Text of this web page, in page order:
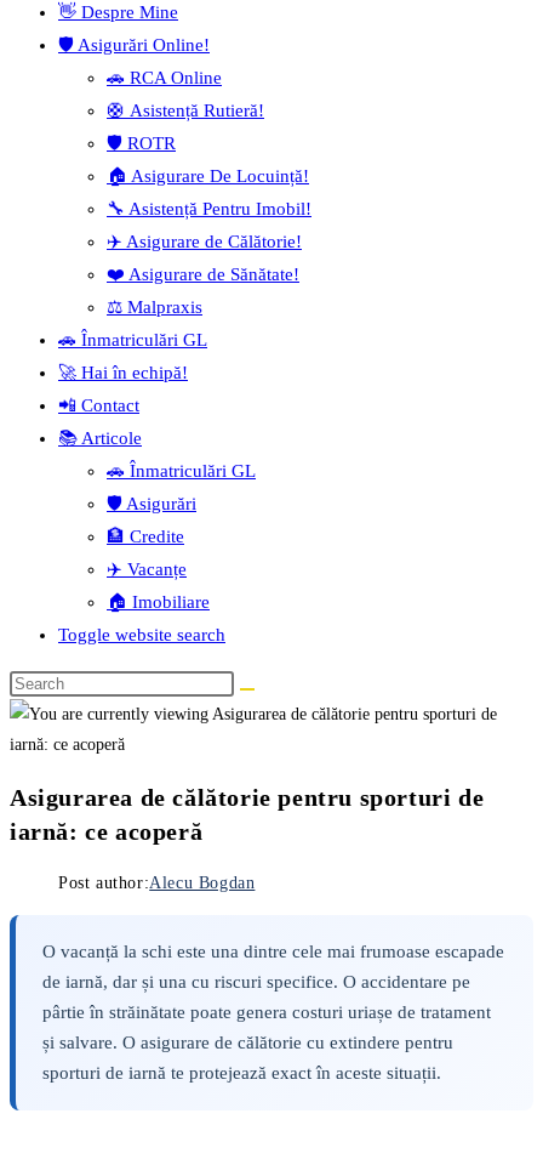
👋 Despre Mine
🛡️ Asigurări Online!
🚗 RCA Online
🛟 Asistență Rutieră!
🛡️ ROTR
🏠 Asigurare De Locuință!
🔧 Asistență Pentru Imobil!
✈️ Asigurare de Călătorie!
❤️ Asigurare de Sănătate!
⚖️ Malpraxis
🚗 Înmatriculări GL
🚀 Hai în echipă!
📲 Contact
📚 Articole
🚗 Înmatriculări GL
🛡️ Asigurări
🏦 Credite
✈️ Vacanțe
🏠 Imobiliare
Toggle website search
Asigurarea de călătorie pentru sporturi de
iarnă: ce acoperă
Post author:Alecu Bogdan
O vacanță la schi este una dintre cele mai frumoase escapade
de iarnă, dar și una cu riscuri specifice. O accidentare pe
pârtie în străinătate poate genera costuri uriașe de tratament
și salvare. O asigurare de călătorie cu extindere pentru
sporturi de iarnă te protejează exact în aceste situații.